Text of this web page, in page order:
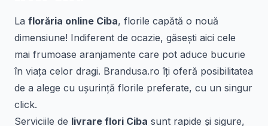
La florăria online Ciba, florile capătă o nouă
dimensiune! Indiferent de ocazie, găsești aici cele
mai frumoase aranjamente care pot aduce bucurie
în viața celor dragi. Brandusa.ro îți oferă posibilitatea
de a alege cu ușurință florile preferate, cu un singur
click.
Serviciile de livrare flori Ciba sunt rapide și sigure,